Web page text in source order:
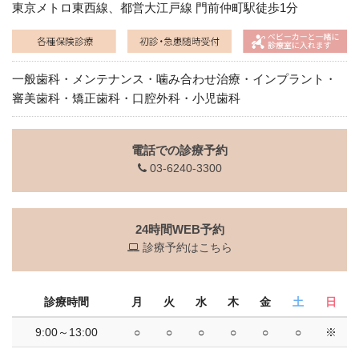
東京メトロ東西線、都営大江戸線 門前仲町駅徒歩1分
一般歯科・メンテナンス・噛み合わせ治療・インプラント・
審美歯科・矯正歯科・口腔外科・小児歯科
電話での診療予約
03-6240-3300
24時間WEB予約
診療予約はこちら
診療時間 月 火 水 木 金 土 日
9:00～13:00 ○ ○ ○ ○ ○ ○ ※